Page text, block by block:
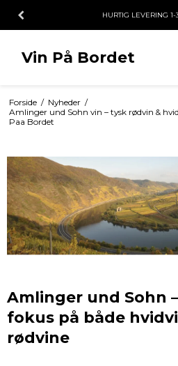
HURTIG LEVERING
Vin På Bordet
Forside / Nyheder /
Amlinger und Sohn vin – tysk rødvin &
Paa Bordet
Amlinger und Sohn
fokus på både
rødvine